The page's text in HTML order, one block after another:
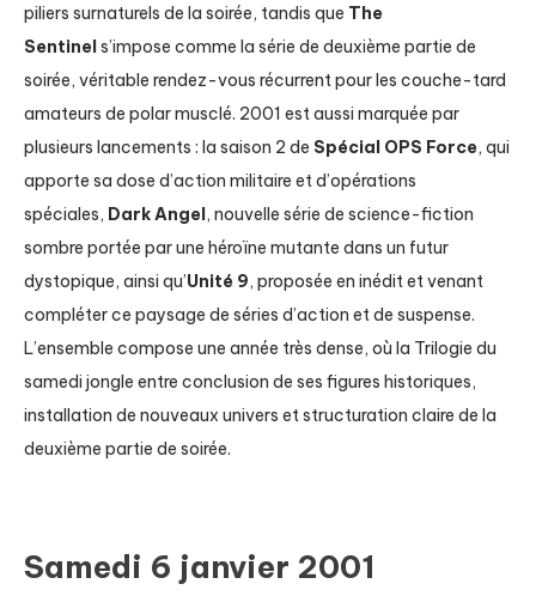
piliers surnaturels de la soirée, tandis que The
Sentinels’impose comme la série de deuxième partie de
soirée, véritable rendez-vous récurrent pour les couche-tard
amateurs de polar musclé. 2001 est aussi marquée par
plusieurs lancements : la saison 2 de Spécial OPS Force, qui
apporte sa dose d’action militaire et d’opérations
spéciales, Dark Angel, nouvelle série de science-fiction
sombre portée par une héroïne mutante dans un futur
dystopique, ainsi qu’Unité 9, proposée en inédit et venant
compléter ce paysage de séries d’action et de suspense.
L’ensemble compose une année très dense, où la Trilogie du
samedi jongle entre conclusion de ses figures historiques,
installation de nouveaux univers et structuration claire de la
deuxième partie de soirée.
Samedi 6 janvier 2001